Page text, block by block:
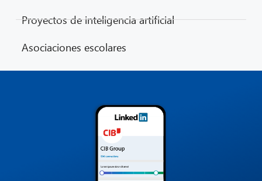
Proyectos de inteligencia artificial
Asociaciones escolares